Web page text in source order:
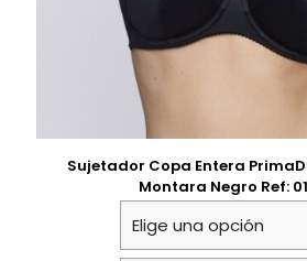
Sujetador Copa Entera
Montara Negro Ref: